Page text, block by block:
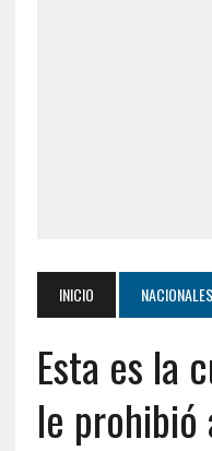
INICIO NACIONALES
Esta es la
le prohibió